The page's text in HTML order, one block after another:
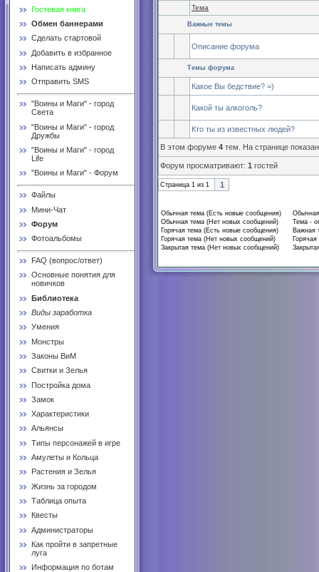
Гостевая книга
Обмен баннерами
Сделать стартовой
Добавить в избранное
Написать админу
Отправить SMS
"Воины и Маги" - город
Света
"Воины и Маги" - город
Дружбы
"Воины и Маги" - город
Life
"Воины и Маги" - Форум
Файлы
Мини-Чат
Форум
Фотоальбомы
FAQ (вопрос/ответ)
Основные понятия для
новичков
Библиотека
Виды заработка
Умения
Монстры
Законы ВиМ
Свитки и Зелья
Постройка дома
Замок
Характеристики
Альянсы
Типы персонажей в игре
Амулеты и Кольца
Растения и Зелья
Жизнь за городом
Таблица опыта
Квесты
Администраторы
Как пройти в запретные
луга
Информация по ботам
Тема
Важные темы
Описание форума
Темы форума
Какое Вы бедствие? =)
Какой ты алкоголь?
Кто ты из известных людей?
В этом форуме 4 тем. На странице
Форум просматривают: 1 гостей
Страница 1 из 1 1
Обычная тема (Есть новые сообщения)
Обычная тема (Нет новых сообщений)
Тема -
Горячая тема (Есть новые сообщения)
Важная
Горячая тема (Нет новых сообщений)
Горячая
Закрытая тема (Нет новых сообщений)